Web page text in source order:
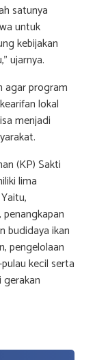
satunya
untuk
kebijakan
ujarnya.
agar program
lokal
menjadi
(KP) Sakti
lima
budidaya ikan
pengelolaan
kecil serta